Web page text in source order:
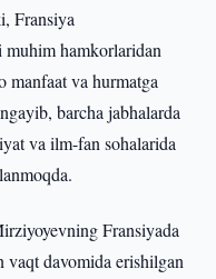
Fransiya
hamkorlaridan
va hurmatga
barcha jabhalarda
va ilm-fan sohalarida
Fransiyada
vaqt davomida erishilgan